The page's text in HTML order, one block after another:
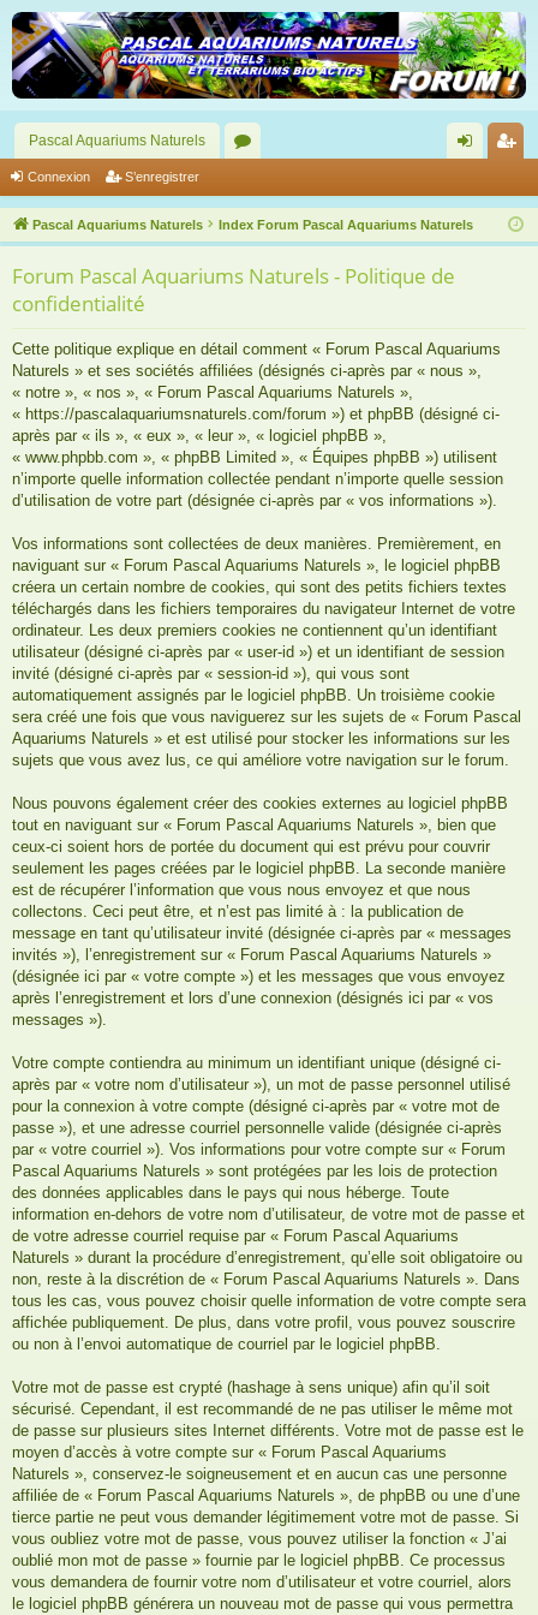
Pascal Aquariums Naturels
u
m
s
ne
xi
nr
eg
Connexion S’enregistrer
Pascal Aquariums Naturels Index Forum Pascal Aquariums Naturels
Forum Pascal Aquariums Naturels - Politique de
confidentialité
Cette politique explique en détail comment « Forum Pascal Aquariums
Naturels » et ses sociétés affiliées (désignés ci-après par « nous »,
« notre », « nos », « Forum Pascal Aquariums Naturels »,
« https://pascalaquariumsnaturels.com/forum ») et phpBB (désigné ci-
après par « ils », « eux », « leur », « logiciel phpBB »,
« www.phpbb.com », « phpBB Limited », « Équipes phpBB ») utilisent
n’importe quelle information collectée pendant n’importe quelle session
d’utilisation de votre part (désignée ci-après par « vos informations »).
Vos informations sont collectées de deux manières. Premièrement, en
naviguant sur « Forum Pascal Aquariums Naturels », le logiciel phpBB
créera un certain nombre de cookies, qui sont des petits fichiers textes
téléchargés dans les fichiers temporaires du navigateur Internet de votre
ordinateur. Les deux premiers cookies ne contiennent qu’un identifiant
utilisateur (désigné ci-après par « user-id ») et un identifiant de session
invité (désigné ci-après par « session-id »), qui vous sont
automatiquement assignés par le logiciel phpBB. Un troisième cookie
sera créé une fois que vous naviguerez sur les sujets de « Forum Pascal
Aquariums Naturels » et est utilisé pour stocker les informations sur les
sujets que vous avez lus, ce qui améliore votre navigation sur le forum.
Nous pouvons également créer des cookies externes au logiciel phpBB
tout en naviguant sur « Forum Pascal Aquariums Naturels », bien que
ceux-ci soient hors de portée du document qui est prévu pour couvrir
seulement les pages créées par le logiciel phpBB. La seconde manière
est de récupérer l’information que vous nous envoyez et que nous
collectons. Ceci peut être, et n’est pas limité à : la publication de
message en tant qu’utilisateur invité (désignée ci-après par « messages
invités »), l’enregistrement sur « Forum Pascal Aquariums Naturels »
(désignée ici par « votre compte ») et les messages que vous envoyez
après l’enregistrement et lors d’une connexion (désignés ici par « vos
messages »).
Votre compte contiendra au minimum un identifiant unique (désigné ci-
après par « votre nom d’utilisateur »), un mot de passe personnel utilisé
pour la connexion à votre compte (désigné ci-après par « votre mot de
passe »), et une adresse courriel personnelle valide (désignée ci-après
par « votre courriel »). Vos informations pour votre compte sur « Forum
Pascal Aquariums Naturels » sont protégées par les lois de protection
des données applicables dans le pays qui nous héberge. Toute
information en-dehors de votre nom d’utilisateur, de votre mot de passe et
de votre adresse courriel requise par « Forum Pascal Aquariums
Naturels » durant la procédure d’enregistrement, qu’elle soit obligatoire ou
non, reste à la discrétion de « Forum Pascal Aquariums Naturels ». Dans
tous les cas, vous pouvez choisir quelle information de votre compte sera
affichée publiquement. De plus, dans votre profil, vous pouvez souscrire
ou non à l’envoi automatique de courriel par le logiciel phpBB.
Votre mot de passe est crypté (hashage à sens unique) afin qu’il soit
sécurisé. Cependant, il est recommandé de ne pas utiliser le même mot
de passe sur plusieurs sites Internet différents. Votre mot de passe est le
moyen d’accès à votre compte sur « Forum Pascal Aquariums
Naturels », conservez-le soigneusement et en aucun cas une personne
affiliée de « Forum Pascal Aquariums Naturels », de phpBB ou une d’une
tierce partie ne peut vous demander légitimement votre mot de passe. Si
vous oubliez votre mot de passe, vous pouvez utiliser la fonction « J’ai
oublié mon mot de passe » fournie par le logiciel phpBB. Ce processus
vous demandera de fournir votre nom d’utilisateur et votre courriel, alors
le logiciel phpBB générera un nouveau mot de passe qui vous permettra